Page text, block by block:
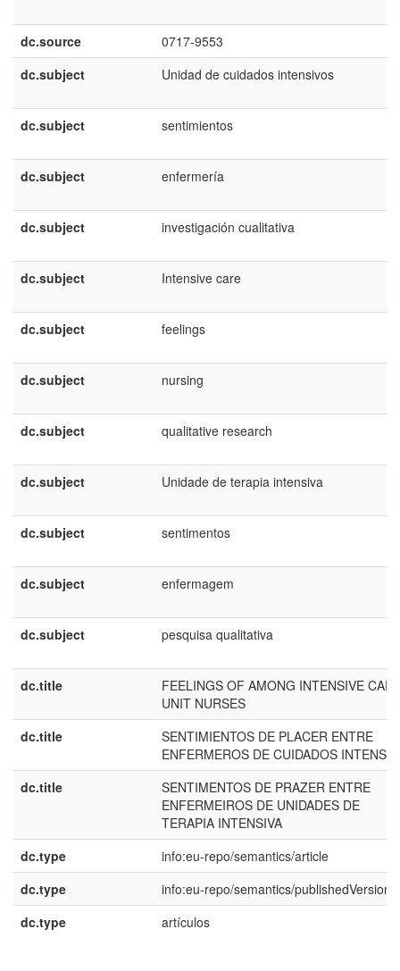
dc.source
0717-9553
dc.subject
Unidad de cuidados intensivos
dc.subject sentimientos
dc.subject enfermería
dc.subject investigación cualitativa
dc.subject Intensive care
dc.subject feelings
dc.subject nursing
dc.subject qualitative research
dc.subject Unidade de terapia intensiva
dc.subject sentimentos
dc.subject enfermagem
dc.subject pesquisa qualitativa
dc.title
FEELINGS OF AMONG INTENSIVE
UNIT NURSES
dc.title
SENTIMIENTOS DE PLACER ENTRE
ENFERMEROS DE CUIDADOS
dc.title
SENTIMENTOS DE PRAZER ENTRE
ENFERMEIROS DE UNIDADES DE
TERAPIA INTENSIVA
dc.type
info:eu-repo/semantics/article
dc.type
info:eu-repo/semantics/publishedVersion
dc.type
artículos